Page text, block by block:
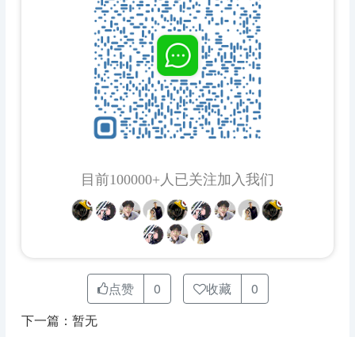
目前100000+人已关注加入我们
点赞 0 收藏 0
下一篇：暂无